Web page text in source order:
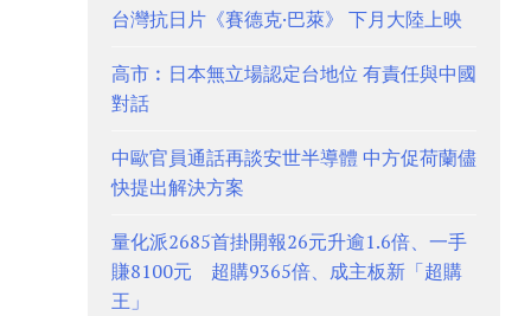
台灣抗日片《賽德克·巴萊》 下月大陸上映
高市︰日本無立場認定台地位 有責任與中國
對話
中歐官員通話再談安世半導體 中方促荷蘭儘
快提出解決方案
量化派2685首掛開報26元升逾1.6倍、一手
賺8100元 超購9365倍、成主板新「超購
王」